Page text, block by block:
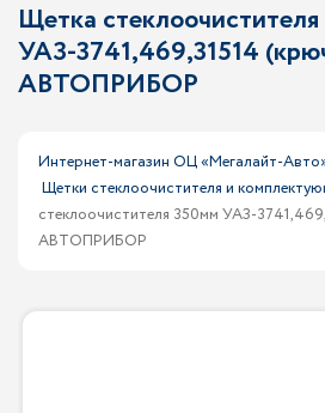
Щетка
УАЗ-3741,469,31514
АВТОПРИБОР
Интернет-магазин ОЦ «Мегалайт-
Щетки стеклоочистителя и
стеклоочистителя 350мм УАЗ-
АВТОПРИБОР